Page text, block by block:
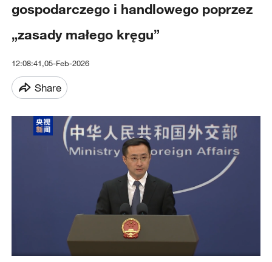
gospodarczego i handlowego poprzez
„zasady małego kręgu”
12:08:41,05-Feb-2026
Share